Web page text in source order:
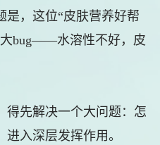
是，这位“皮肤营养好帮
bug——水溶性不好，皮
得先解决一个大问题：怎
入深层发挥作用。